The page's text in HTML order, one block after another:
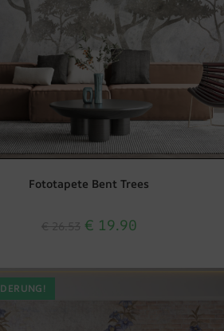
Fototapete Bent Trees
€ 19.90